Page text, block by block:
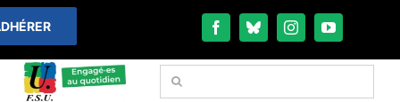
Passer
au
contenu
Rechercher: